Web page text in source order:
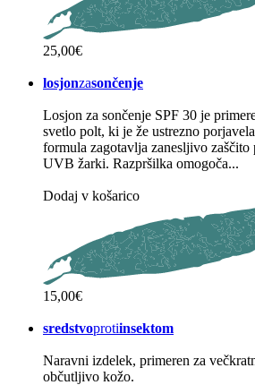
25,00€
losjonzasončenje
Losjon za sončenje SPF 30 je
svetlo polt, ki je že ustrezno
formula zagotavlja zanesljivo
UVB žarki. Razpršilka omogoča...
Dodaj v košarico
15,00€
sredstvoprotiinsektom
Naravni izdelek, primeren za
občutljivo kožo.